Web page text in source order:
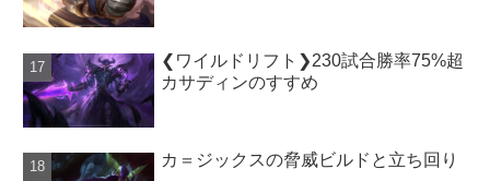
❮ワイルドリフト❯230試合勝率75%超
カサディンのすすめ
カ＝ジックスの脅威ビルドと立ち回り